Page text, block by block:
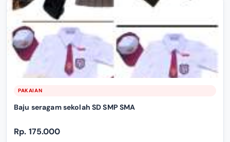
PAKAIAN
Baju seragam sekolah SD SMP SMA
Rp. 175.000